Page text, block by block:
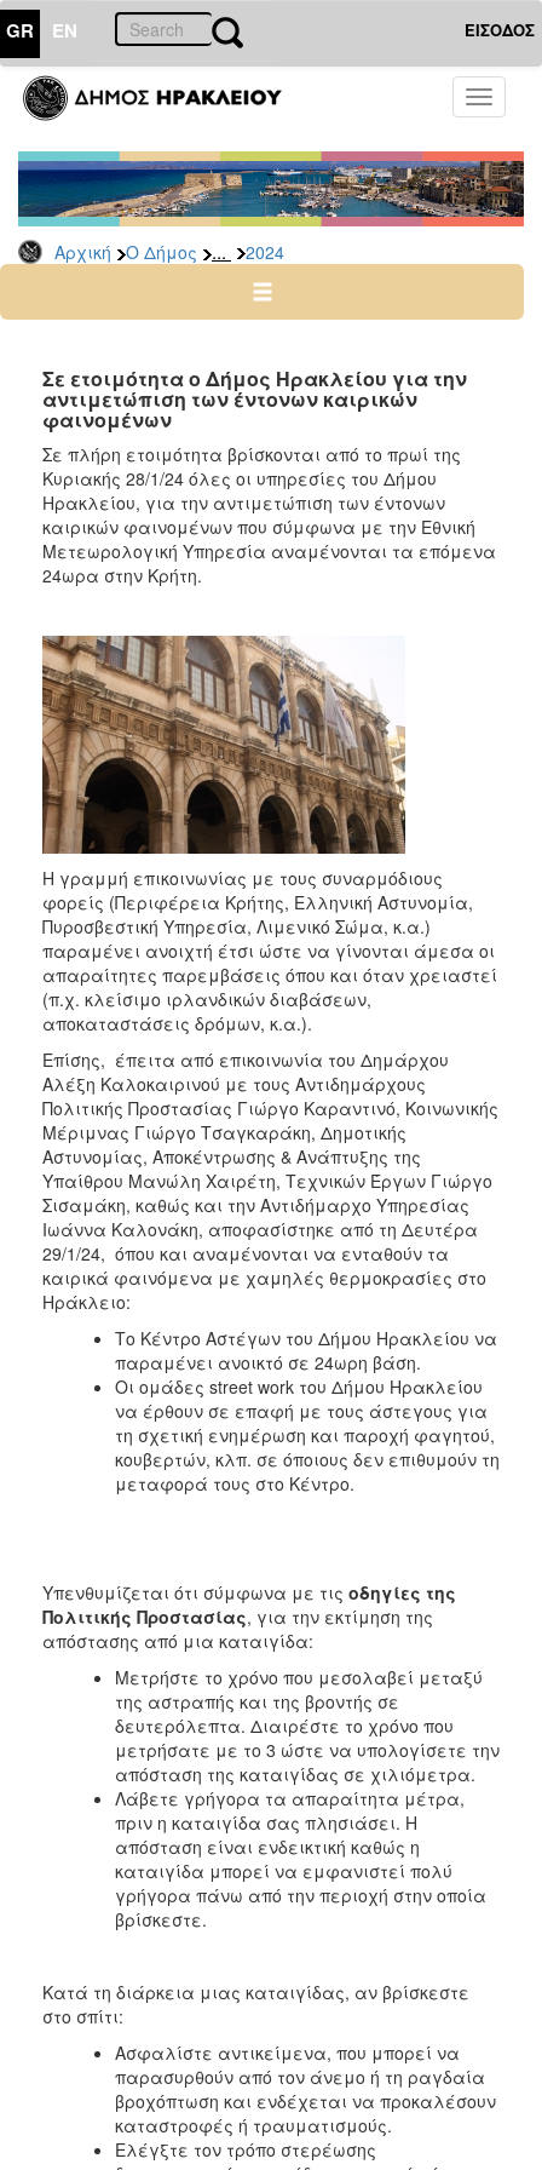
GR EN ΕΙΣΟΔΟΣ
Toggle
Αρχική Ο Δήμος ... 2024
ΔΗΜΟΣ
Δελτία
Τύπου
Αρχείο
2026
2024
2022
2021
2020
2019
2018
2017
2015
2013
2012
2011
2006
ΤΟΠΟΣ
ΑΝΘΕΚΤΙΚΗ
ΠΟΛΗ
Σε ετοιμότητα ο Δήμος Ηρακλείου για την
αντιμετώπιση των έντονων καιρικών
φαινομένων
Σε πλήρη ετοιμότητα βρίσκονται από το πρωί της
Κυριακής 28/1/24 όλες οι υπηρεσίες του Δήμου
Ηρακλείου, για την αντιμετώπιση των έντονων
καιρικών φαινομένων που σύμφωνα με την Εθνική
Μετεωρολογική Υπηρεσία αναμένονται τα επόμενα
24ωρα στην Κρήτη.
Η γραμμή επικοινωνίας με τους συναρμόδιους
φορείς (Περιφέρεια Κρήτης, Ελληνική Αστυνομία,
Πυροσβεστική Υπηρεσία, Λιμενικό Σώμα, κ.α.)
παραμένει ανοιχτή έτσι ώστε να γίνονται άμεσα οι
απαραίτητες παρεμβάσεις όπου και όταν χρειαστεί
(π.χ. κλείσιμο ιρλανδικών διαβάσεων,
αποκαταστάσεις δρόμων, κ.α.).
Επίσης, έπειτα από επικοινωνία του Δημάρχου
Αλέξη Καλοκαιρινού με τους Αντιδημάρχους
Πολιτικής Προστασίας Γιώργο Καραντινό, Κοινωνικής
Μέριμνας Γιώργο Τσαγκαράκη, Δημοτικής
Αστυνομίας, Αποκέντρωσης & Ανάπτυξης της
Υπαίθρου Μανώλη Χαιρέτη, Τεχνικών Έργων Γιώργο
Σισαμάκη, καθώς και την Αντιδήμαρχο Υπηρεσίας
Ιωάννα Καλονάκη, αποφασίστηκε από τη Δευτέρα
29/1/24, όπου και αναμένονται να ενταθούν τα
καιρικά φαινόμενα με χαμηλές θερμοκρασίες στο
Ηράκλειο:
Το Κέντρο Αστέγων του Δήμου Ηρακλείου να
παραμένει ανοικτό σε 24ωρη βάση.
Οι ομάδες street work του Δήμου Ηρακλείου
να έρθουν σε επαφή με τους άστεγους για
τη σχετική ενημέρωση και παροχή φαγητού,
κουβερτών, κλπ. σε όποιους δεν επιθυμούν τη
μεταφορά τους στο Κέντρο.
Υπενθυμίζεται ότι σύμφωνα με τις οδηγίες της
Πολιτικής Προστασίας, για την εκτίμηση της
απόστασης από μια καταιγίδα:
Μετρήστε το χρόνο που μεσολαβεί μεταξύ
της αστραπής και της βροντής σε
δευτερόλεπτα. Διαιρέστε το χρόνο που
μετρήσατε με το 3 ώστε να υπολογίσετε την
απόσταση της καταιγίδας σε χιλιόμετρα.
Λάβετε γρήγορα τα απαραίτητα μέτρα,
πριν η καταιγίδα σας πλησιάσει. Η
απόσταση είναι ενδεικτική καθώς η
καταιγίδα μπορεί να εμφανιστεί πολύ
γρήγορα πάνω από την περιοχή στην οποία
βρίσκεστε.
Κατά τη διάρκεια μιας καταιγίδας, αν βρίσκεστε
στο σπίτι:
Ασφαλίστε αντικείμενα, που μπορεί να
παρασυρθούν από τον άνεμο ή τη ραγδαία
βροχόπτωση και ενδέχεται να προκαλέσουν
καταστροφές ή τραυματισμούς.
Ελέγξτε τον τρόπο στερέωσης